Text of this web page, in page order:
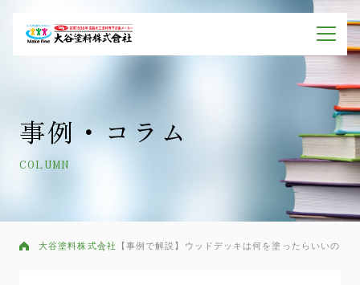
事例・コラム
COLUMN
大谷塗料株式会社 【事例で解説】ウッドデッキは何を塗ったらいいの？